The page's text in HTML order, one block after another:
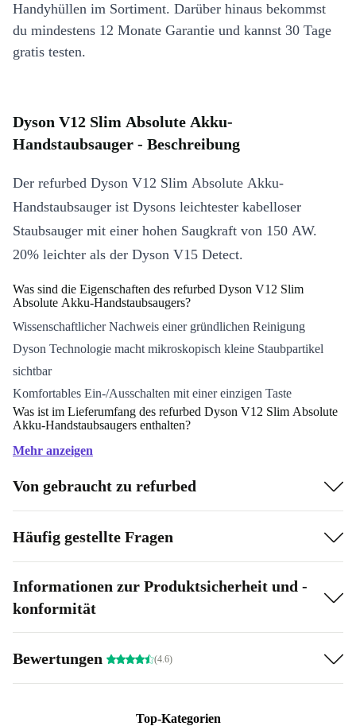
Handyhüllen im Sortiment. Darüber hinaus bekommst
du mindestens 12 Monate Garantie und kannst 30 Tage
gratis testen.
Dyson V12 Slim Absolute Akku-
Handstaubsauger - Beschreibung
Der refurbed Dyson V12 Slim Absolute Akku-
Handstaubsauger ist Dysons leichtester kabelloser
Staubsauger mit einer hohen Saugkraft von 150 AW.
20% leichter als der Dyson V15 Detect.
Was sind die Eigenschaften des refurbed Dyson V12 Slim
Absolute Akku-Handstaubsaugers?
Wissenschaftlicher Nachweis einer gründlichen Reinigung
Dyson Technologie macht mikroskopisch kleine Staubpartikel
sichtbar
Komfortables Ein-/Ausschalten mit einer einzigen Taste
Was ist im Lieferumfang des refurbed Dyson V12 Slim Absolute
Akku-Handstaubsaugers enthalten?
Dyson V12 Slim Absolute
Motorbar Bodendüse
Haardüse
Flex-Adapter
Kombi-Zubehördüse
Fugendüse
Zubehörhalterung für das Saugrohr
Mehr anzeigen
Von gebraucht zu refurbed
Häufig gestellte Fragen
Informationen zur Produktsicherheit und -
konformität
Bewertungen (4.6)
Top-Kategorien